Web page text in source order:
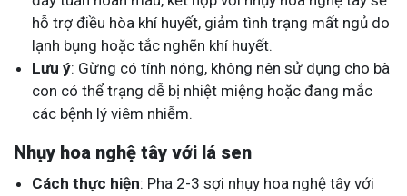
hỗ trợ điều hòa khí huyết, giảm tình trạng mất ngủ do
lạnh bụng hoặc tắc nghẽn khí huyết.
Lưu ý: Gừng có tính nóng, không nên sử dụng cho bà
con có thể trạng dễ bị nhiệt miệng hoặc đang mắc
các bệnh lý viêm nhiễm.
Nhụy hoa nghệ tây với lá sen
Cách thực hiện: Pha 2-3 sợi nhụy hoa nghệ tây với